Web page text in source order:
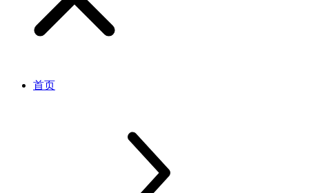
首页